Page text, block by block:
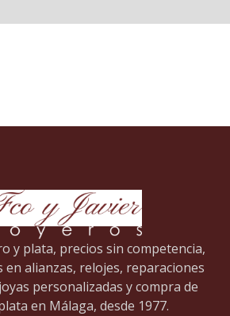
y plata, precios sin competencia,
en alianzas, relojes, reparaciones
personalizadas y compra de
en Málaga, desde 1977.